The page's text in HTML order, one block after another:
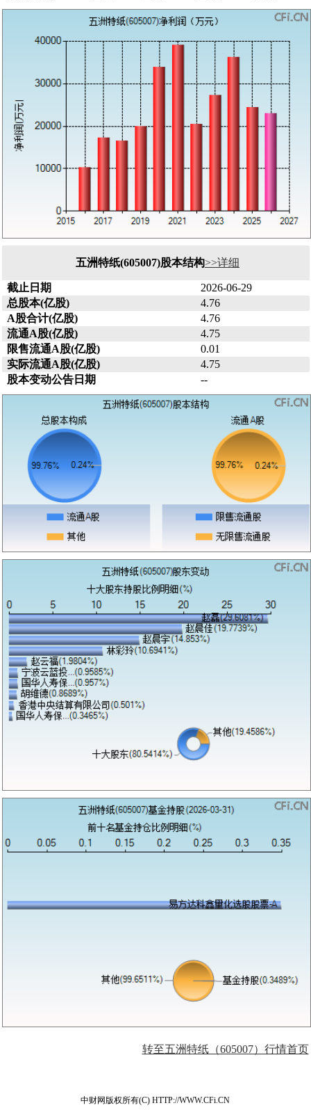
五洲特纸(605007)股本结构>>详细
截止日期
2026-06-29
总股本(亿股)
4.76
A股合计(亿股)
4.76
流通A股(亿股)
4.75
限售流通A股(亿股)
0.01
实际流通A股(亿股)
4.75
股本变动公告日期
--
转至五洲特纸（605007）行情首页
中财网版权所有(C) HTTP://WWW.CFi.CN